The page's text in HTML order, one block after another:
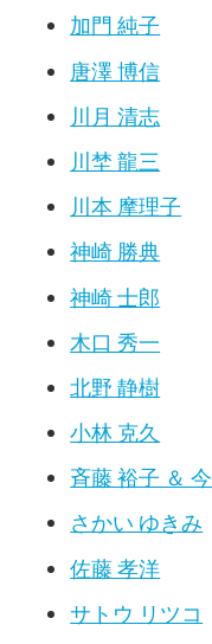
加門 純子
唐澤 博信
川月 清志
川埜 龍三
川本 摩理子
神崎 勝典
神崎 士郎
木口 秀一
北野 静樹
小林 克久
斉藤 裕子 ＆
さかい ゆきみ
佐藤 孝洋
サトウ リツコ